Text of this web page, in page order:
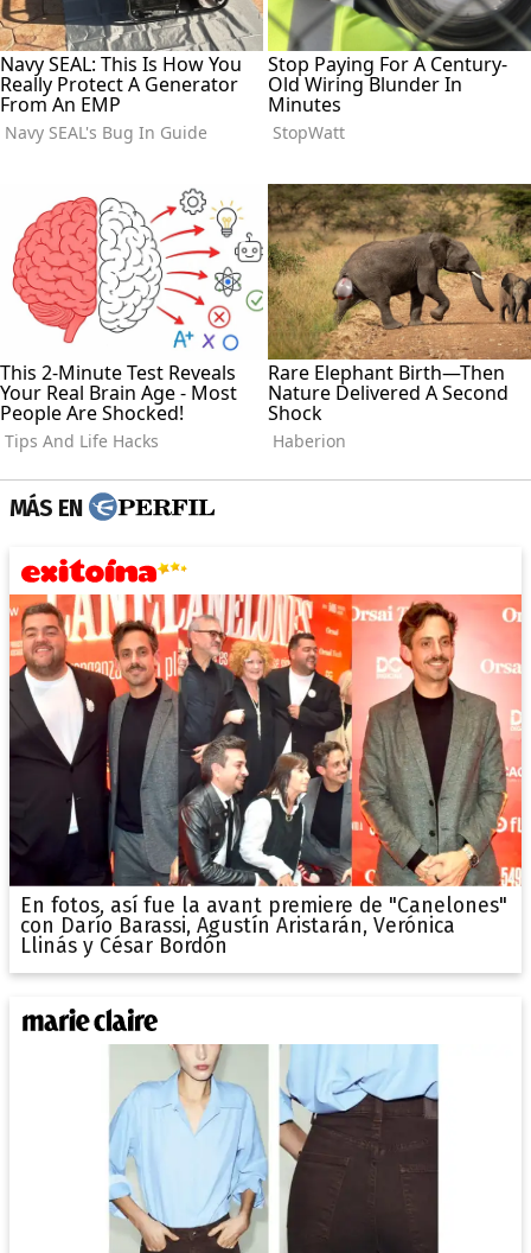
MÁS EN
En fotos, así fue la avant premiere de "Canelones"
con Darío Barassi, Agustín Aristarán, Verónica
Llinás y César Bordón